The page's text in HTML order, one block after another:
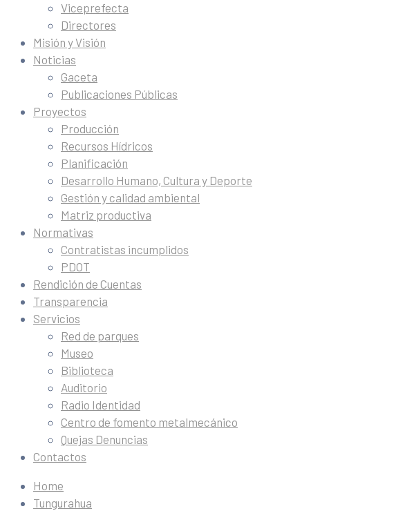
Viceprefecta
Directores
Misión y Visión
Noticias
Gaceta
Publicaciones Públicas
Proyectos
Producción
Recursos Hídricos
Planificación
Desarrollo Humano, Cultura y Deporte
Gestión y calidad ambiental
Matriz productiva
Normativas
Contratistas incumplidos
PDOT
Rendición de Cuentas
Transparencia
Servicios
Red de parques
Museo
Biblioteca
Auditorio
Radio Identidad
Centro de fomento metalmecánico
Quejas Denuncias
Contactos
Home
Tungurahua